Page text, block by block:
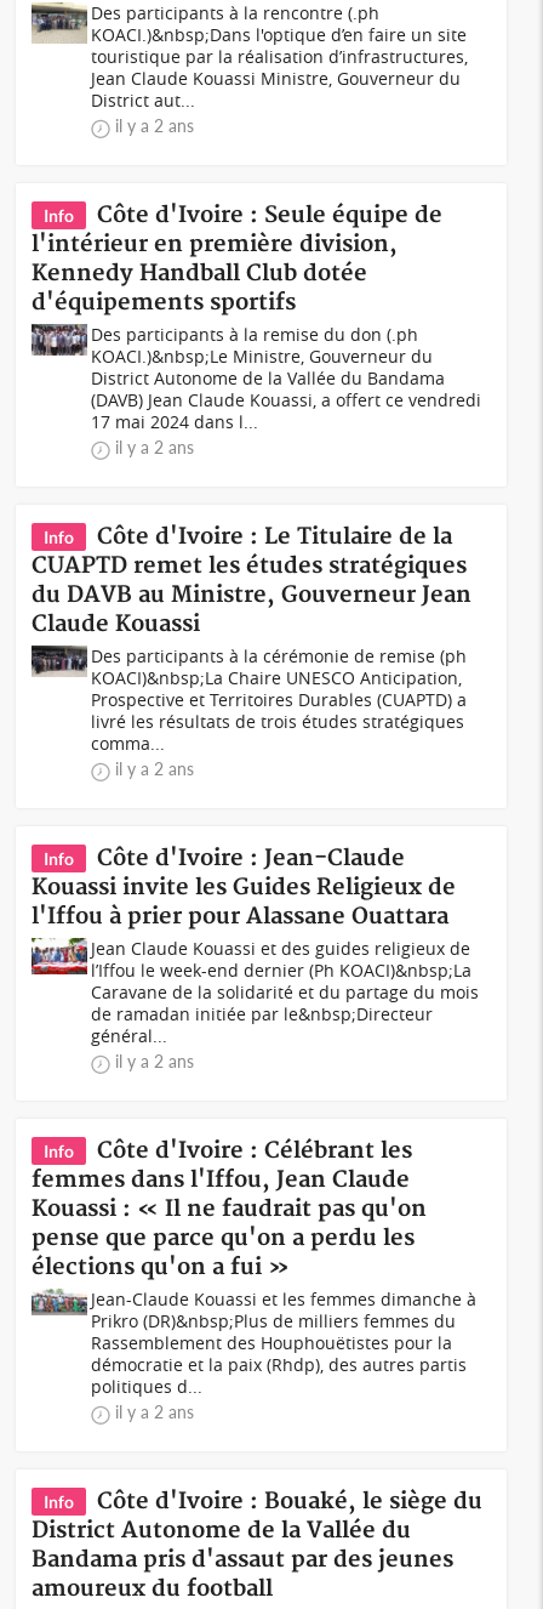
Des participants à la rencontre (.ph
KOACI.)&nbsp;Dans l'optique d’en faire un site
touristique par la réalisation d’infrastructures,
Jean Claude Kouassi Ministre, Gouverneur du
District aut...
il y a 2 ans
Info
Côte d'Ivoire : Seule équipe de
l'intérieur en première division,
Kennedy Handball Club dotée
d'équipements sportifs
Des participants à la remise du don (.ph
KOACI.)&nbsp;Le Ministre, Gouverneur du
District Autonome de la Vallée du Bandama
(DAVB) Jean Claude Kouassi, a offert ce vendredi
17 mai 2024 dans l...
il y a 2 ans
Info
Côte d'Ivoire : Le Titulaire de la
CUAPTD remet les études stratégiques
du DAVB au Ministre, Gouverneur Jean
Claude Kouassi
Des participants à la cérémonie de remise (ph
KOACI)&nbsp;La Chaire UNESCO Anticipation,
Prospective et Territoires Durables (CUAPTD) a
livré les résultats de trois études stratégiques
comma...
il y a 2 ans
Info
Côte d'Ivoire : Jean-Claude
Kouassi invite les Guides Religieux de
l'Iffou à prier pour Alassane Ouattara
Jean Claude Kouassi et des guides religieux de
l’Iffou le week-end dernier (Ph KOACI)&nbsp;La
Caravane de la solidarité et du partage du mois
de ramadan initiée par le&nbsp;Directeur
général...
il y a 2 ans
Info
Côte d'Ivoire : Célébrant les
femmes dans l'Iffou, Jean Claude
Kouassi : « Il ne faudrait pas qu'on
pense que parce qu'on a perdu les
élections qu'on a fui »
Jean-Claude Kouassi et les femmes dimanche à
Prikro (DR)&nbsp;Plus de milliers femmes du
Rassemblement des Houphouëtistes pour la
démocratie et la paix (Rhdp), des autres partis
politiques d...
il y a 2 ans
Info
Côte d'Ivoire : Bouaké, le siège du
District Autonome de la Vallée du
Bandama pris d'assaut par des jeunes
amoureux du football